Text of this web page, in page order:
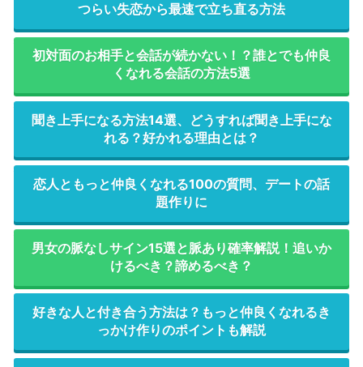
つらい失恋から最速で立ち直る方法
初対面のお相手と会話が続かない！？誰とでも仲良
くなれる会話の方法5選
聞き上手になる方法14選、どうすれば聞き上手にな
れる？好かれる理由とは？
恋人ともっと仲良くなれる100の質問、デートの話
題作りに
男女の脈なしサイン15選と脈あり確率解説！追いか
けるべき？諦めるべき？
好きな人と付き合う方法は？もっと仲良くなれるき
っかけ作りのポイントも解説